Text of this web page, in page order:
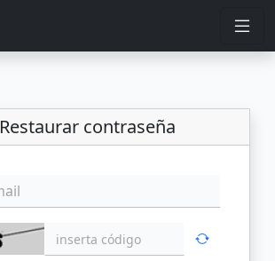
Restaurar contraseña